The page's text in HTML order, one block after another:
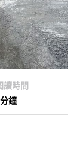
讀時間
鐘